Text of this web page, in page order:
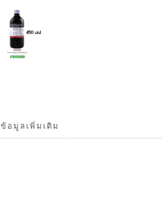
ข้อมูลเพิ่มเติม